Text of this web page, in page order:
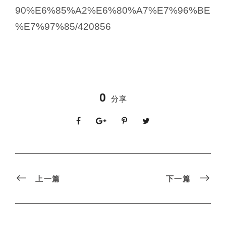
90%E6%85%A2%E6%80%A7%E7%96%BE
%E7%97%85/420856
0 分享
上一篇 下一篇